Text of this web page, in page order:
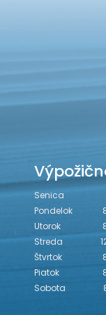
Senica
Pondelok
Utorok
Streda
Štvrtok
Piatok
Sobota